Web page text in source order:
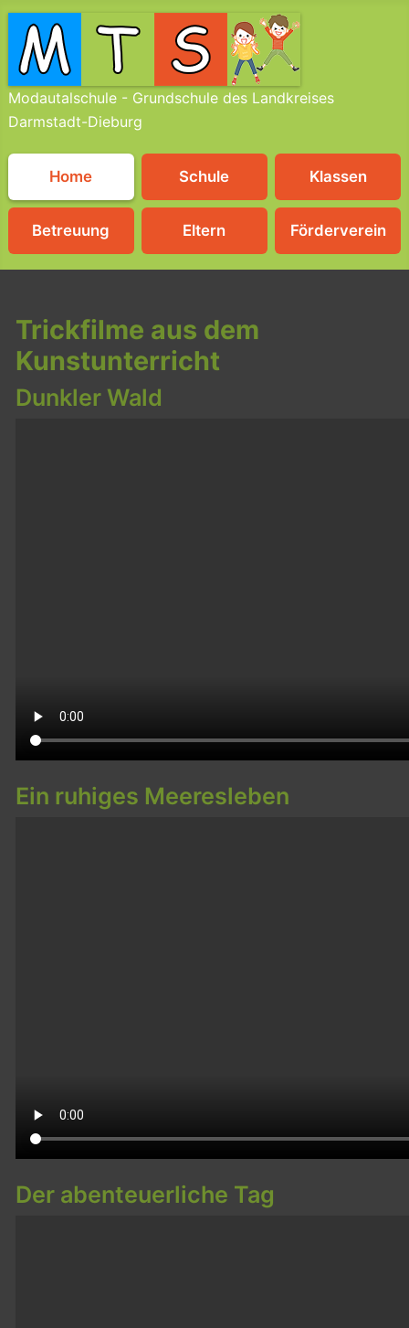
Modautalschule - Grundschule des Landkreises
Darmstadt-Dieburg
Home Schule Klassen
Betreuung Eltern Förderverein
Trickfilme aus dem
Kunstunterricht
Dunkler Wald
Ein ruhiges Meeresleben
Der abenteuerliche Tag